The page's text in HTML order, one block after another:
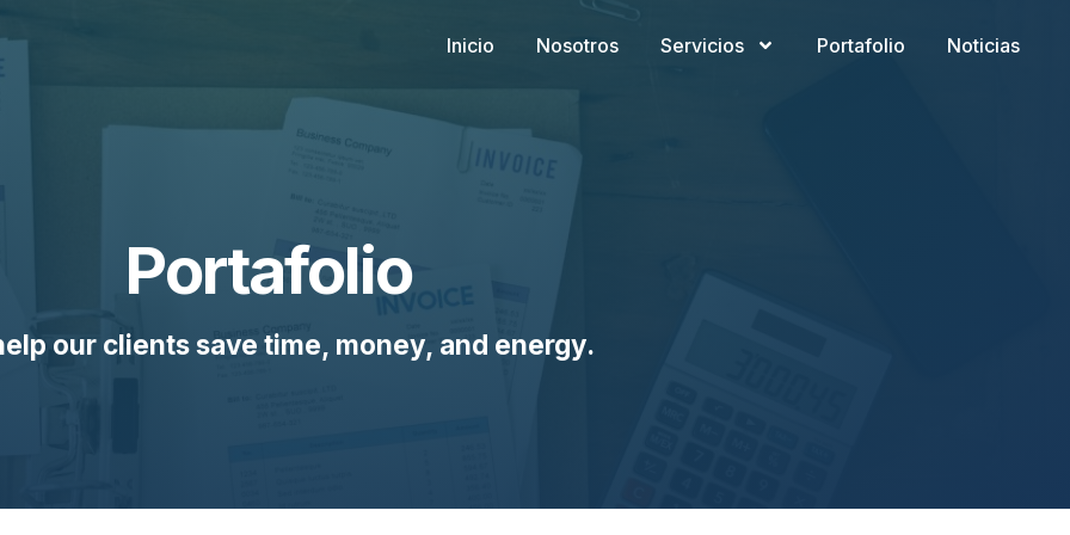
Inicio Nosotros Servicios Portafolio Noticias
Portafolio
our clients save time, money, and energy.